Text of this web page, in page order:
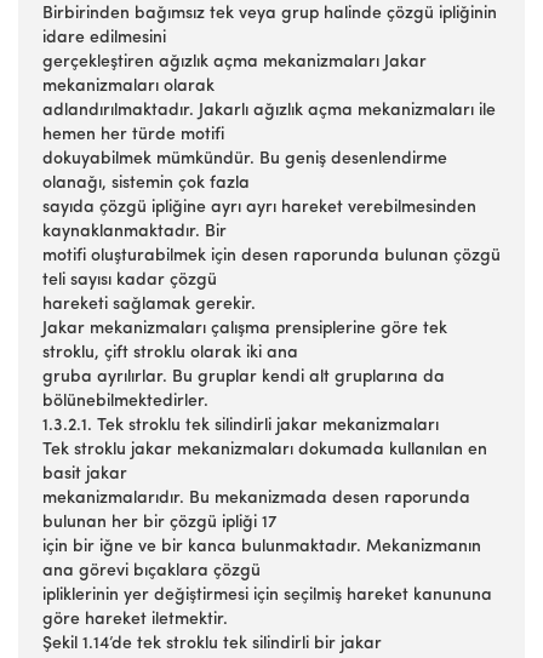
Birbirinden bağımsız tek veya grup halinde çözgü ipliğinin
idare edilmesini
gerçekleştiren ağızlık açma mekanizmaları Jakar
mekanizmaları olarak
adlandırılmaktadır. Jakarlı ağızlık açma mekanizmaları ile
hemen her türde motifi
dokuyabilmek mümkündür. Bu geniş desenlendirme
olanağı, sistemin çok fazla
sayıda çözgü ipliğine ayrı ayrı hareket verebilmesinden
kaynaklanmaktadır. Bir
motifi oluşturabilmek için desen raporunda bulunan çözgü
teli sayısı kadar çözgü
hareketi sağlamak gerekir.
Jakar mekanizmaları çalışma prensiplerine göre tek
stroklu, çift stroklu olarak iki ana
gruba ayrılırlar. Bu gruplar kendi alt gruplarına da
bölünebilmektedirler.
1.3.2.1. Tek stroklu tek silindirli jakar mekanizmaları
Tek stroklu jakar mekanizmaları dokumada kullanılan en
basit jakar
mekanizmalarıdır. Bu mekanizmada desen raporunda
bulunan her bir çözgü ipliği 17
için bir iğne ve bir kanca bulunmaktadır. Mekanizmanın
ana görevi bıçaklara çözgü
ipliklerinin yer değiştirmesi için seçilmiş hareket kanununa
göre hareket iletmektir.
Şekil 1.14’de tek stroklu tek silindirli bir jakar